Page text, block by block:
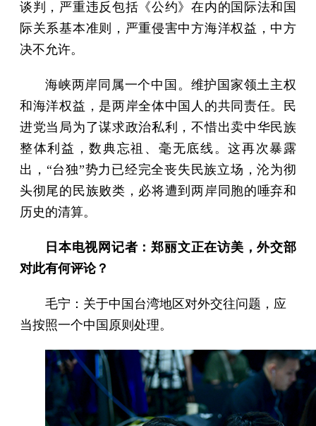
谈判，严重违反包括《公约》在内的国际法和国
际关系基本准则，严重侵害中方海洋权益，中方
决不允许。
海峡两岸同属一个中国。维护国家领土主权
和海洋权益，是两岸全体中国人的共同责任。民
进党当局为了谋求政治私利，不惜出卖中华民族
整体利益，数典忘祖、毫无底线。这再次暴露
出，“台独”势力已经完全丧失民族立场，沦为彻
头彻尾的民族败类，必将遭到两岸同胞的唾弃和
历史的清算。
日本电视网记者：郑丽文正在访美，外交部
对此有何评论？
毛宁：关于中国台湾地区对外交往问题，应
当按照一个中国原则处理。